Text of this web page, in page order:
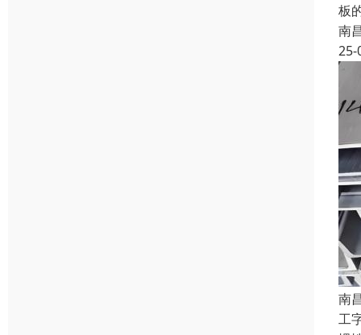
板
南
25-
南
工